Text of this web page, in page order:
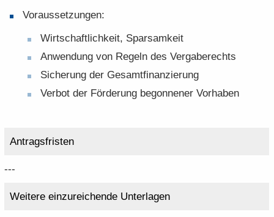
Vor­aus­set­zun­gen:
Wirt­schaft­lich­keit, Spar­sam­keit
An­wen­dung von Re­geln des Ver­ga­be­rechts
Si­che­rung der Ge­samt­fi­nan­zie­rung
Ver­bot der För­de­rung be­gon­ne­ner Vor­ha­ben
An­trags­fris­ten
---
Wei­te­re ein­zu­rei­chen­de Un­ter­la­gen